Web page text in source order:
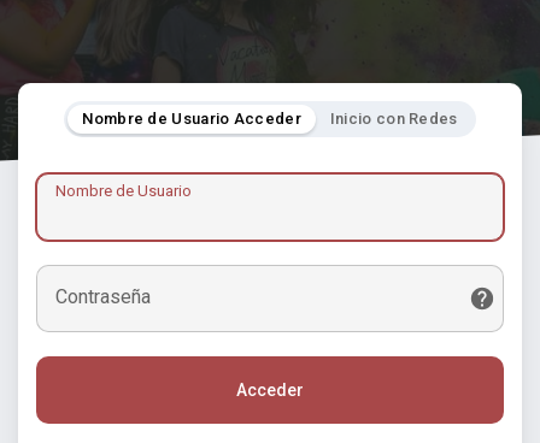
Nombre de Usuario Acceder Inicio con Redes
Nombre de Usuario
Contraseña
Acceder